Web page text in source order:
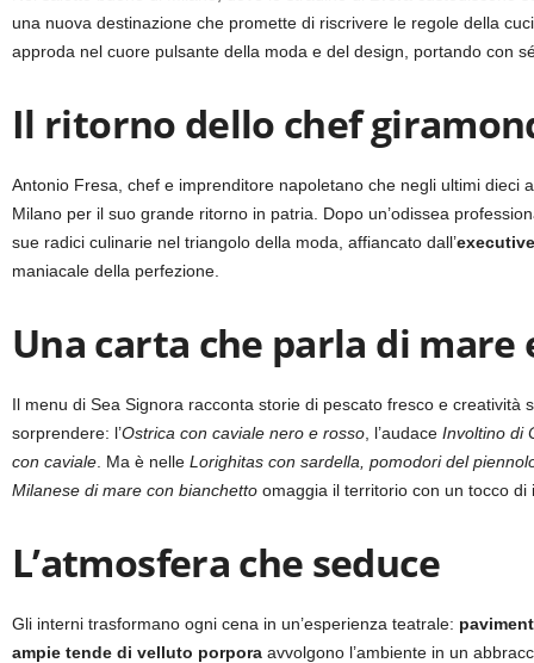
una nuova destinazione che promette di riscrivere le regole della
approda nel cuore pulsante della moda e del design, portando con
Il ritorno dello chef
Antonio Fresa, chef e imprenditore napoletano che negli ultimi
Milano per il suo grande ritorno in patria. Dopo un’odissea
sue radici culinarie nel triangolo della moda, affiancato dall’
maniacale della perfezione.
Una carta che parla di
Il menu di Sea Signora racconta storie di pescato fresco e creatività
sorprendere: l’Ostrica con caviale nero e rosso , l’audace Involtino di
con caviale . Ma è nelle Lorighitas con sardella, pomodori del
Milanese di mare con bianchetto omaggia il territorio con un tocco di
L’atmosfera che seduce
Gli interni trasformano ogni cena in un’esperienza teatrale:
ampie tende di velluto porpora avvolgono l’ambiente in un